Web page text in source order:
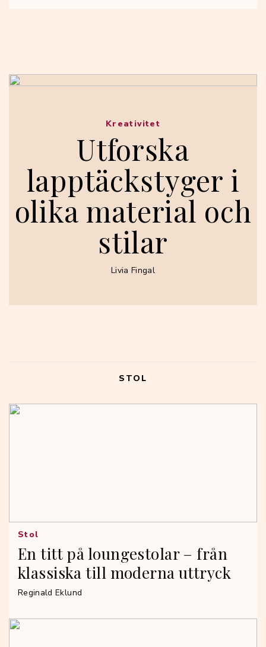
Utforska
lapptäckstyger i
olika material och
stilar
Kreativitet
Livia Fingal
STOL
En titt på loungestolar – från
klassiska till moderna uttryck
Stol
Reginald Eklund